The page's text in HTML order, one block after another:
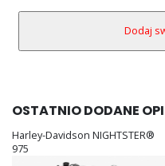
OSTATNIO DODANE
Harley-Davidson NIGHTSTER®
975